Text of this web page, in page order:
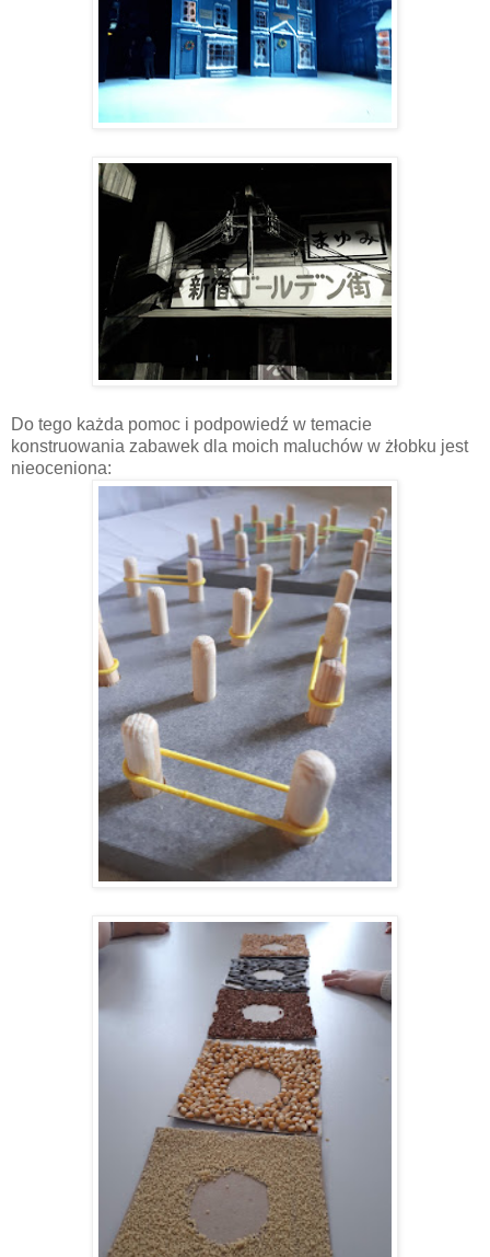
Do tego każda pomoc i podpowiedź w temacie
konstruowania zabawek dla moich maluchów w żłobku jest
nieoceniona: